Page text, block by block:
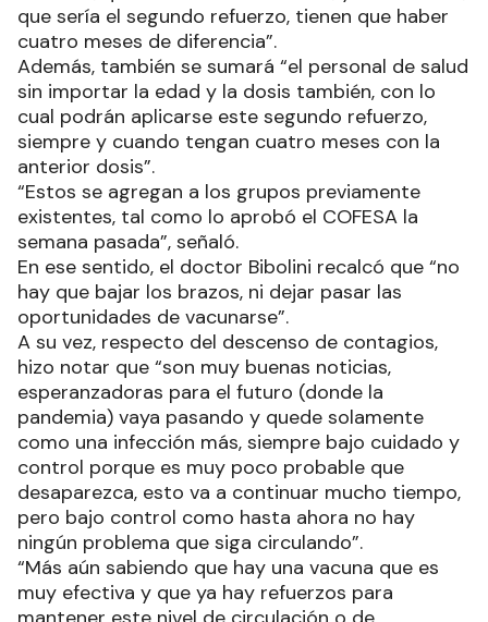
que sería el segundo refuerzo, tienen que haber
cuatro meses de diferencia”.
Además, también se sumará “el personal de salud
sin importar la edad y la dosis también, con lo
cual podrán aplicarse este segundo refuerzo,
siempre y cuando tengan cuatro meses con la
anterior dosis”.
“Estos se agregan a los grupos previamente
existentes, tal como lo aprobó el COFESA la
semana pasada”, señaló.
En ese sentido, el doctor Bibolini recalcó que “no
hay que bajar los brazos, ni dejar pasar las
oportunidades de vacunarse”.
A su vez, respecto del descenso de contagios,
hizo notar que “son muy buenas noticias,
esperanzadoras para el futuro (donde la
pandemia) vaya pasando y quede solamente
como una infección más, siempre bajo cuidado y
control porque es muy poco probable que
desaparezca, esto va a continuar mucho tiempo,
pero bajo control como hasta ahora no hay
ningún problema que siga circulando”.
“Más aún sabiendo que hay una vacuna que es
muy efectiva y que ya hay refuerzos para